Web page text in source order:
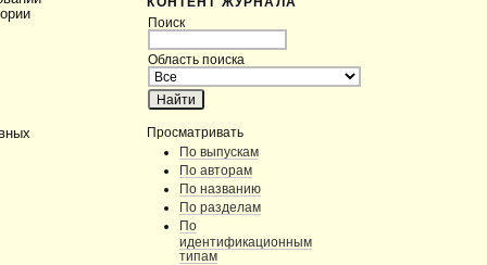
Поиск
Область поиска
Просматривать
По выпускам
По авторам
По названию
По разделам
По
идентификационным
типам